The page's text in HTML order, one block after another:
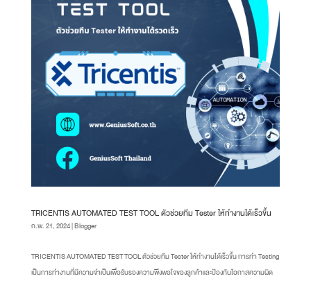
TRICENTIS AUTOMATED TEST TOOL ตัวช่วยทีม Tester ให้ทำงานได้เร็วขึ้น
ก.พ. 21, 2024|Blogger
TRICENTIS AUTOMATED TEST TOOL ตัวช่วยทีม Tester ให้ทำงานได้เร็วขึ้น การทำ Testing
เป็นการทำงานที่มีความจำเป็นเพื่อรับรองความพึงพอใจของลูกค้าและป้องกันโอกาสความผิด